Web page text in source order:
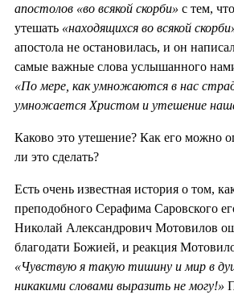
апостолов «во всякой скорби» с тем,
утешать «находящихся во всякой
апостола не остановилась, и он
самые важные слова услышанного
«По мере, как умножаются в нас
умножается Христом и утешение
Каково это утешение? Как его можно
ли это сделать?
Есть очень известная история о том,
преподобного Серафима Саровского
Николай Александрович Мотовилов
благодати Божией, и реакция
«Чувствую я такую тишину и мир в
никакими словами выразить не могу!»